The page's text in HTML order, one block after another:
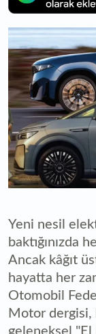
Yeni nesil
baktığınızda
Ancak kâğıt
hayatta her
Otomobil
Motor
geleneksel